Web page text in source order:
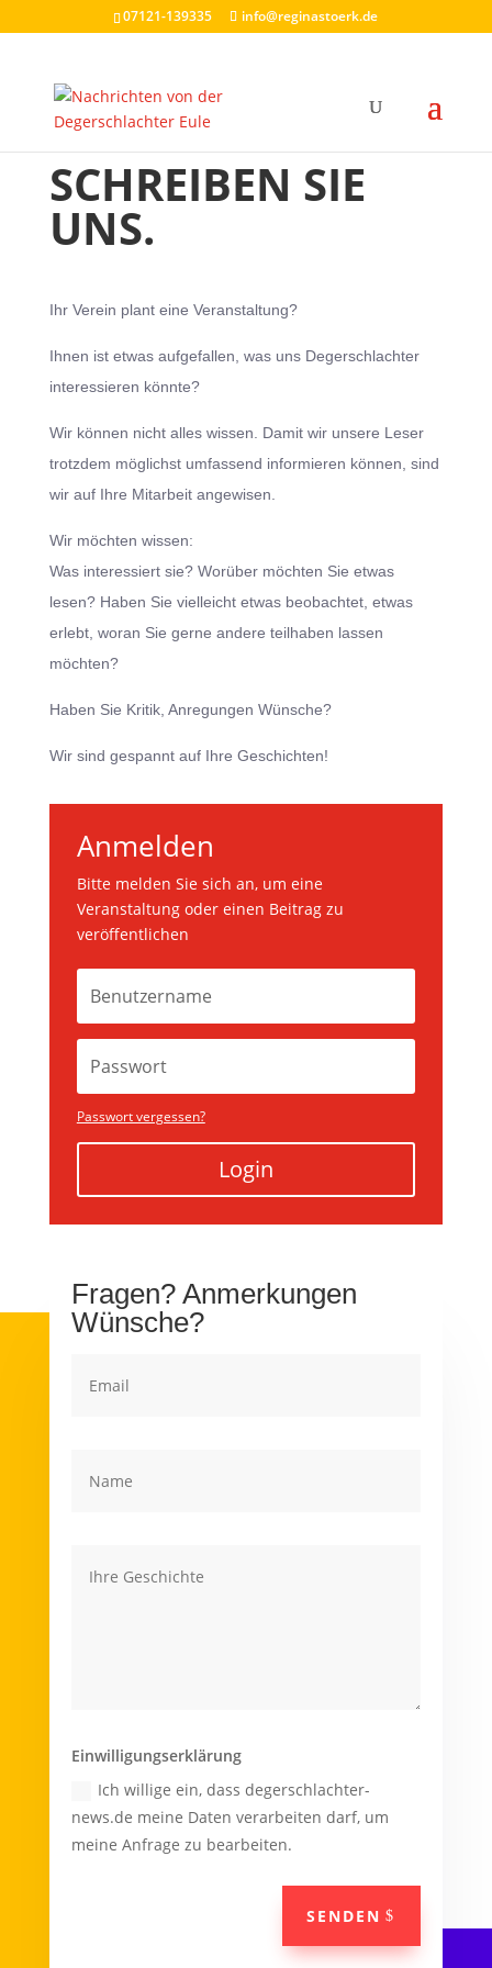
07121-139335 info@reginastoerk.de
— KRITIK – ANMERKUNGEN – WÜNSCHE?
SCHREIBEN SIE
UNS.
Ihr Verein plant eine Veranstaltung?
Ihnen ist etwas aufgefallen, was uns Degerschlachter
interessieren könnte?
Wir können nicht alles wissen. Damit wir unsere Leser
trotzdem möglichst umfassend informieren können, sind
wir auf Ihre Mitarbeit angewisen.
Wir möchten wissen:
Was interessiert sie? Worüber möchten Sie etwas
lesen? Haben Sie vielleicht etwas beobachtet, etwas
erlebt, woran Sie gerne andere teilhaben lassen
möchten?
Haben Sie Kritik, Anregungen Wünsche?
Wir sind gespannt auf Ihre Geschichten!
Anmelden
Bitte melden Sie sich an, um eine
Veranstaltung oder einen Beitrag zu
veröffentlichen
Passwort vergessen?
Login
Fragen? Anmerkungen
Wünsche?
Einwilligungserklärung
Ich willige ein, dass degerschlachter-
news.de meine Daten verarbeiten darf, um
meine Anfrage zu bearbeiten.
SENDEN